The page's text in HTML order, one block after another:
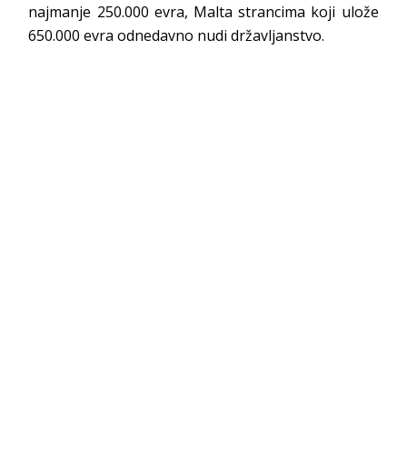
najmanje 250.000 evra, Malta strancima koji ulože
650.000 evra odnedavno nudi državljanstvo.